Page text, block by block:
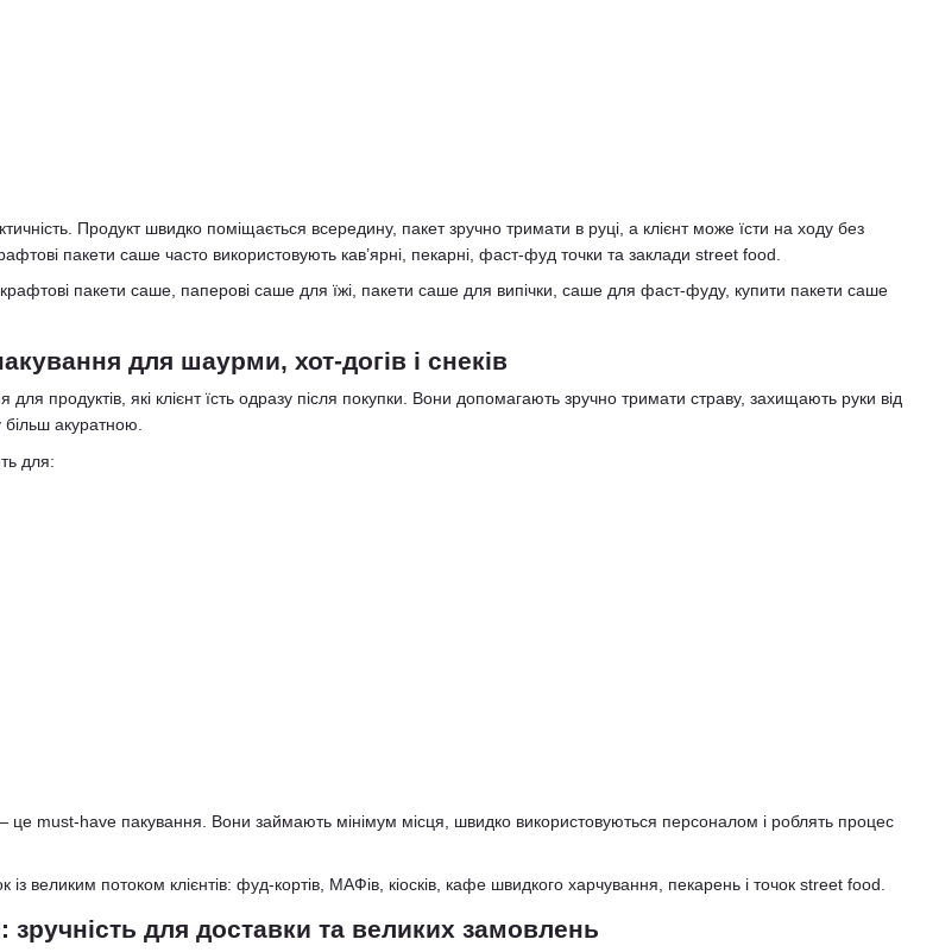
Продукт швидко поміщається всередину, пакет зручно тримати в руці, а клієнт може їсти на ходу без
пакети саше часто використовують кав’ярні, пекарні, фаст-фуд точки та заклади street food.
крафтові пакети саше, паперові саше для їжі, пакети саше для випічки, саше для фаст-фуду, купити пакети саше
для шаурми, хот-догів і снеків
продуктів, які клієнт їсть одразу після покупки. Вони допомагають зручно тримати страву, захищають руки від
більш акуратною.
для:
це must-have пакування. Вони займають мінімум місця, швидко використовуються персоналом і роблять процес
великим потоком клієнтів: фуд-кортів, МАФів, кіосків, кафе швидкого харчування, пекарень і точок street food.
зручність для доставки та великих замовлень